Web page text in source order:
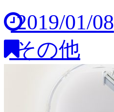
2019/01/08
その他